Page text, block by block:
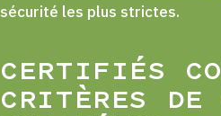
sécurité les plus strictes.
CERTIFIÉS
CRITÈRES DE